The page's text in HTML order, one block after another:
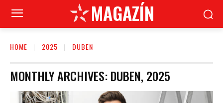
MAGAZÍN
HOME 2025 DUBEN
MONTHLY ARCHIVES: DUBEN, 2025